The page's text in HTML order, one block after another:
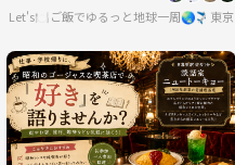
Let's🍽️ご飯でゆるっと地球一周🌏✈️ 東京